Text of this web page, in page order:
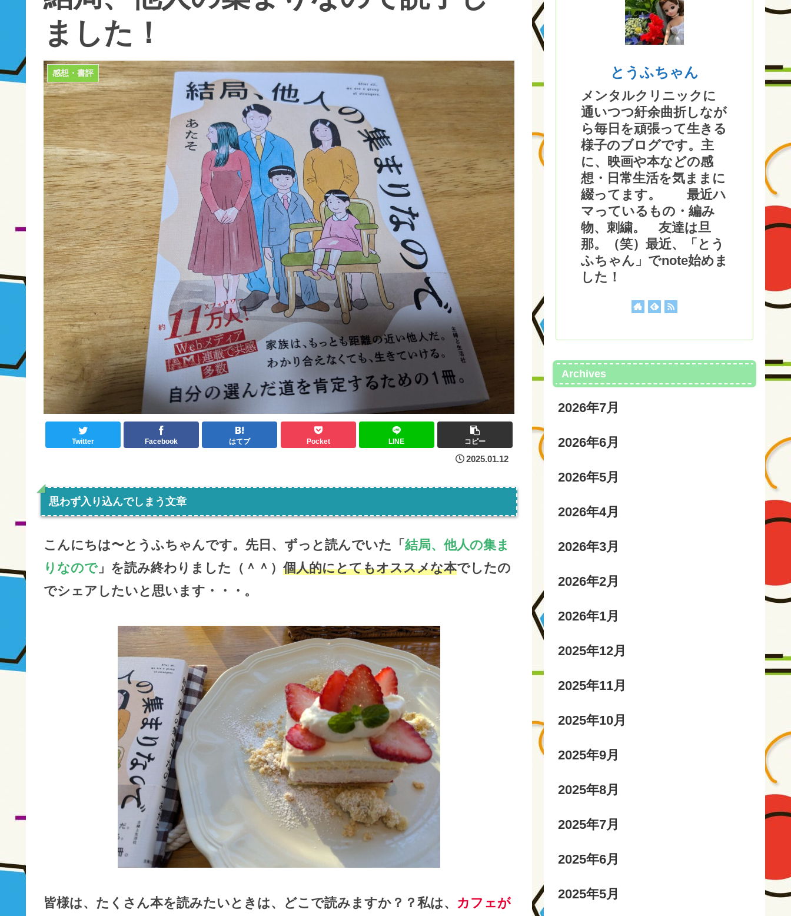
ました！
感想・書評
Twitter Facebook はてブ Pocket LINE コピー
2025.01.12
思わず入り込んでしまう文章
こんにちは〜とうふちゃんです。先日、ずっと読んでいた「 結局、他人の集ま
りなので」を読み終わりました（＾＾） 個人的にとてもオススメな本でしたの
でシェアしたいと思います・・・。
皆様は、たくさん本を読みたいときは、どこで読みますか？？私は、 カフェが
とうふちゃん
メンタルクリニックに
通いつつ紆余曲折しなが
ら毎日を頑張って生きる
様子のブログです。主
に、映画や本などの感
想・日常生活を気ままに
綴ってます。 最近ハ
マっているもの・編み
物、刺繍。 友達は旦
那。（笑）最近、「とう
ふちゃん」でnote始めま
した！
Archives
2026年7月
2026年6月
2026年5月
2026年4月
2026年3月
2026年2月
2026年1月
2025年12月
2025年11月
2025年10月
2025年9月
2025年8月
2025年7月
2025年6月
2025年5月